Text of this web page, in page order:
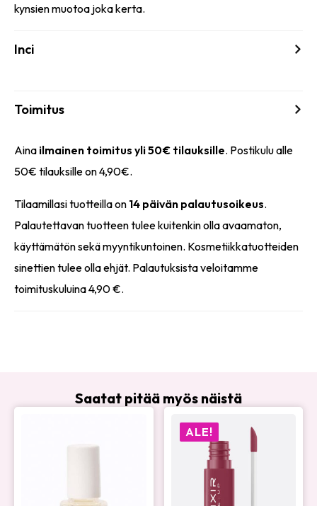
kynsien muotoa joka kerta.
Inci
Toimitus
Aina ilmainen toimitus yli 50€ tilauksille. Postikulu alle
50€ tilauksille on 4,90€.
Tilaamillasi tuotteilla on 14 päivän palautusoikeus.
Palautettavan tuotteen tulee kuitenkin olla avaamaton,
käyttämätön sekä myyntikuntoinen. Kosmetiikkatuotteiden
sinettien tulee olla ehjät. Palautuksista veloitamme
toimituskuluina 4,90 €.
Saatat pitää myös näistä
ALE!